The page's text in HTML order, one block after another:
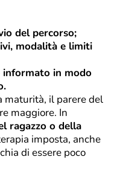
del percorso;
modalità e limiti
informato in modo
maturità, il parere del
maggiore. In
ragazzo o della
imposta, anche
di essere poco